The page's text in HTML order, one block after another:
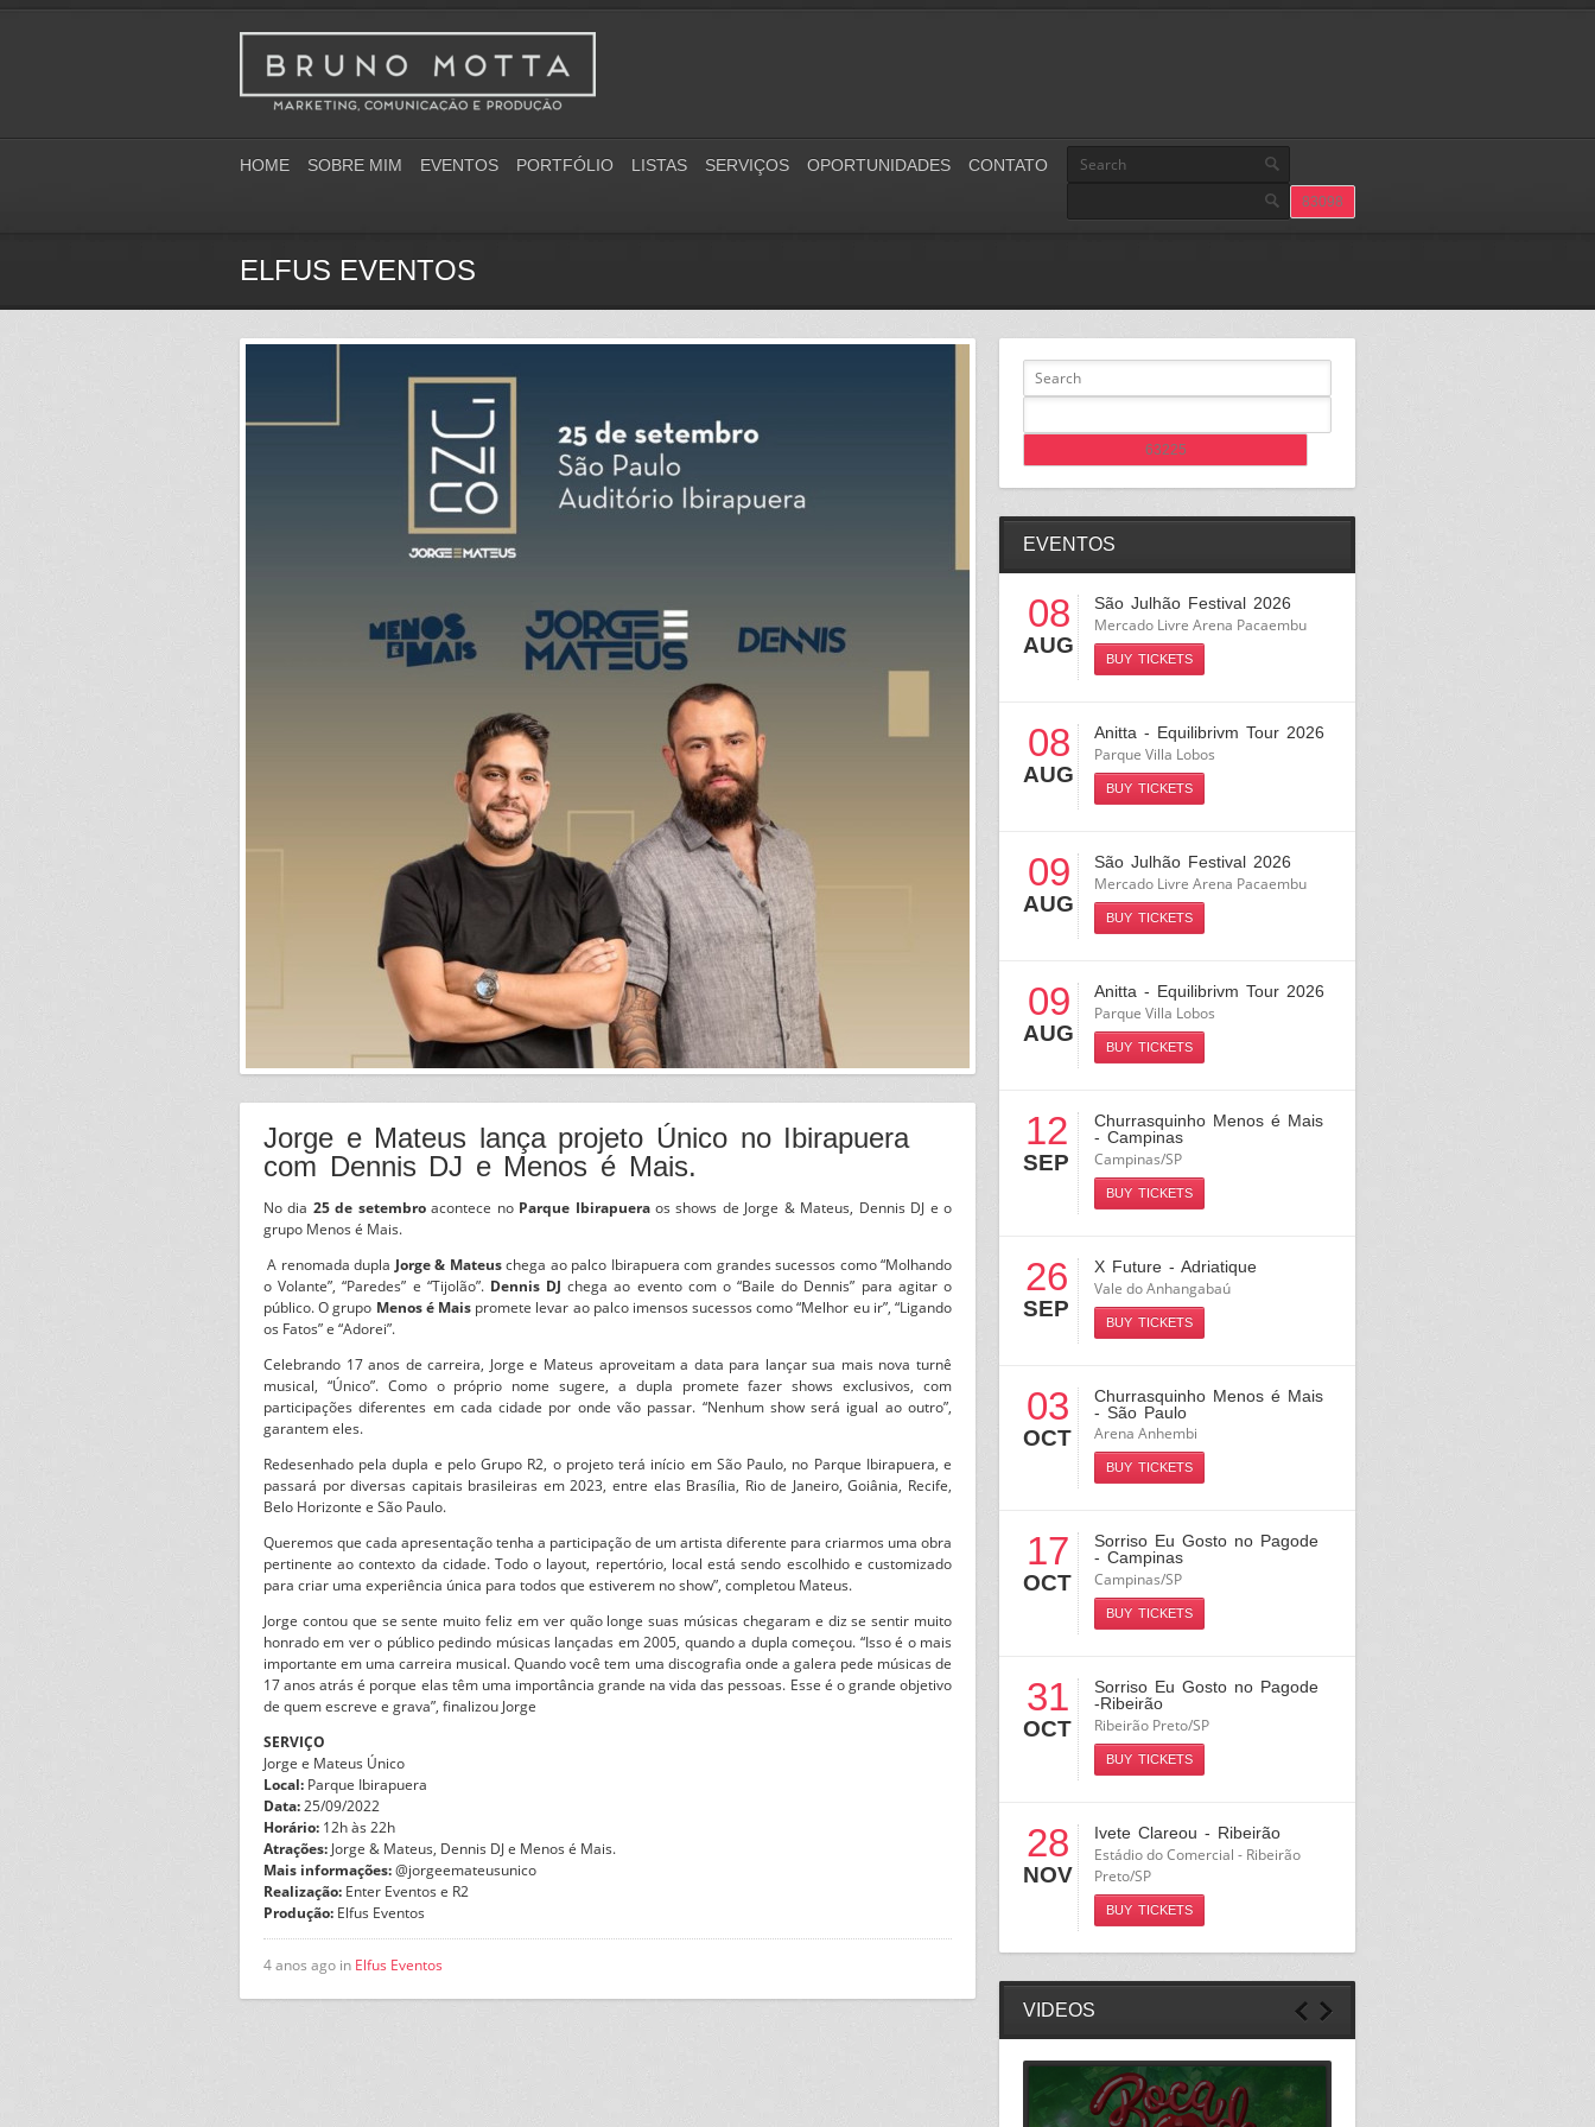
HOME SOBRE MIM EVENTOS PORTFÓLIO LISTAS SERVIÇOS OPORTUNIDADES CONTATO
ELFUS EVENTOS
Jorge e Mateus lança projeto Único no Ibirapuera
com Dennis DJ e Menos é Mais.
No dia 25 de setembroacontece no Parque Ibirapueraos shows de Jorge & Mateus, Dennis DJ e o
grupo Menos é Mais.
A renomada dupla Jorge & Mateuschega ao palco Ibirapuera com grandes sucessos como “Molhando
o Volante”, “Paredes” e “Tijolão”. Dennis DJ chega ao evento com o “Baile do Dennis” para agitar o
público. O grupo Menos é Maispromete levar ao palco imensos sucessos como “Melhor eu ir”, “Ligando
os Fatos” e “Adorei”.
Celebrando 17 anos de carreira, Jorge e Mateus aproveitam a data para lançar sua mais nova turnê
musical, “Único”. Como o próprio nome sugere, a dupla promete fazer shows exclusivos, com
participações diferentes em cada cidade por onde vão passar. “Nenhum show será igual ao outro”,
garantem eles.
Redesenhado pela dupla e pelo Grupo R2, o projeto terá início em São Paulo, no Parque Ibirapuera, e
passará por diversas capitais brasileiras em 2023, entre elas Brasília, Rio de Janeiro, Goiânia, Recife,
Belo Horizonte e São Paulo.
Queremos que cada apresentação tenha a participação de um artista diferente para criarmos uma obra
pertinente ao contexto da cidade. Todo o layout, repertório, local está sendo escolhido e customizado
para criar uma experiência única para todos que estiverem no show”, completou Mateus.
Jorge contou que se sente muito feliz em ver quão longe suas músicas chegaram e diz se sentir muito
honrado em ver o público pedindo músicas lançadas em 2005, quando a dupla começou. “Isso é o mais
importante em uma carreira musical. Quando você tem uma discografia onde a galera pede músicas de
17 anos atrás é porque elas têm uma importância grande na vida das pessoas. Esse é o grande objetivo
de quem escreve e grava”, finalizou Jorge
SERVIÇO
Jorge e Mateus Único
Local: Parque Ibirapuera
Data:25/09/2022
Horário: 12h às 22h
Atrações: Jorge & Mateus, Dennis DJ e Menos é Mais.
Mais informações:@jorgeemateusunico
Realização: Enter Eventos e R2
Produção: Elfus Eventos
4 anos ago in Elfus Eventos
EVENTOS
08
AUG
São Julhão Festival 2026
Mercado Livre Arena Pacaembu
BUY TICKETS
08
AUG
Anitta - Equilibrivm Tour 2026
Parque Villa Lobos
BUY TICKETS
09
AUG
São Julhão Festival 2026
Mercado Livre Arena Pacaembu
BUY TICKETS
09
AUG
Anitta - Equilibrivm Tour 2026
Parque Villa Lobos
BUY TICKETS
12
SEP
Churrasquinho Menos é Mais
- Campinas
Campinas/SP
BUY TICKETS
26
SEP
X Future - Adriatique
Vale do Anhangabaú
BUY TICKETS
03
OCT
Churrasquinho Menos é Mais
- São Paulo
Arena Anhembi
BUY TICKETS
17
OCT
Sorriso Eu Gosto no Pagode
- Campinas
Campinas/SP
BUY TICKETS
31
OCT
Sorriso Eu Gosto no Pagode
-Ribeirão
Ribeirão Preto/SP
BUY TICKETS
28
NOV
Ivete Clareou - Ribeirão
Estádio do Comercial - Ribeirão
Preto/SP
BUY TICKETS
VIDEOS